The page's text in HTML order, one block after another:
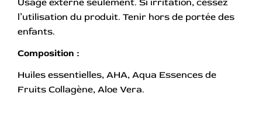
l’utilisation du produit. Tenir hors de portée des
enfants.
Composition :
Huiles essentielles, AHA, Aqua Essences de
Fruits Collagène, Aloe Vera.